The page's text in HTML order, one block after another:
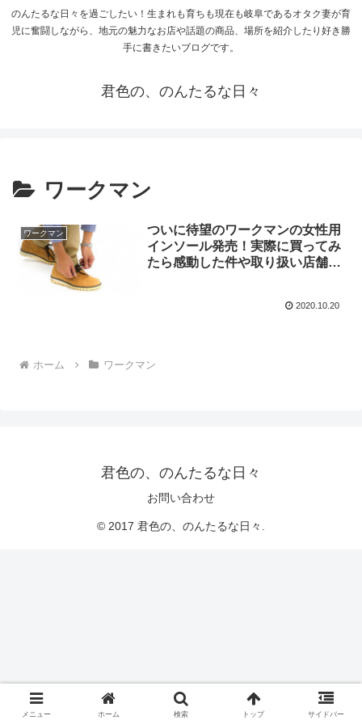
のんたるな日々を過ごしたい！生まれも育ちも現在も岐阜であるオタク妻が育
児に奮闘しながら、地元の魅力なお店や話題の商品、場所を紹介したり好き勝
手に書きたいブログです。
君色の、のんたるな日々
ワークマン
ワークマン
ついに待望のワークマンの女性用
インソール発売！実際に買ってみ
たら感動した件や取り扱い店舗に
2020.10.20
ホーム ワークマン
君色の、のんたるな日々
お問い合わせ
© 2017 君色の、のんたるな日々.
メニュー ホーム 検索 トップ サイドバー